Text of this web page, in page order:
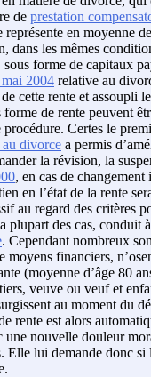
de prestation
en moyenne
dans les mêmes
forme de capitaux
2004 relative au
cette rente et assoupli
forme de rente peuvent
Certes le
divorce a permis
la révision, la
, en cas de
en l’état de la rente
au regard des critères
plupart des cas, conduit
. Cependant nombreux
financiers,
(moyenne d’âge 80
veuve ou veuf et
au moment du
rente est alors
une nouvelle douleur
lui demande donc si